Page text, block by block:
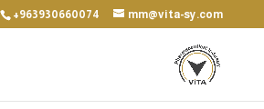
+963930660074 mm@vita-sy.com